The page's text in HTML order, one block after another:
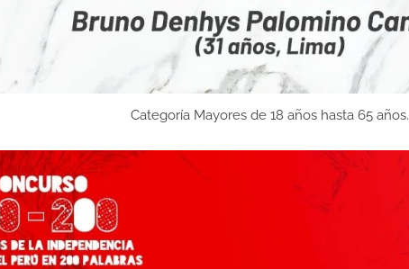
Categoría Mayores de 18 años hasta 65 años.